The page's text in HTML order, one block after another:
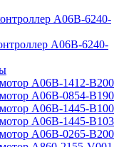
A06B-6240-
A06B-6240-
A06B-1412-B200
A06B-0854-B190
A06B-1445-B100
A06B-1445-B103
A06B-0265-B200